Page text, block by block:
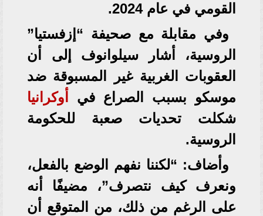
القومي في عام 2024.
وفي مقابلة مع صحيفة “إزفستيا”
الروسية، أشار سيلوانوف إلى أن
العقوبات الغربية غير المسبوقة ضد
موسكو بسبب الصراع في
أوكرانيا
شكلت تحديات صعبة للحكومة
الروسية.
وأضاف: “لكننا نفهم الوضع بالفعل،
ونعرف كيف نتصرف”، مضيفًا أنه
على الرغم من ذلك، من المتوقع أن